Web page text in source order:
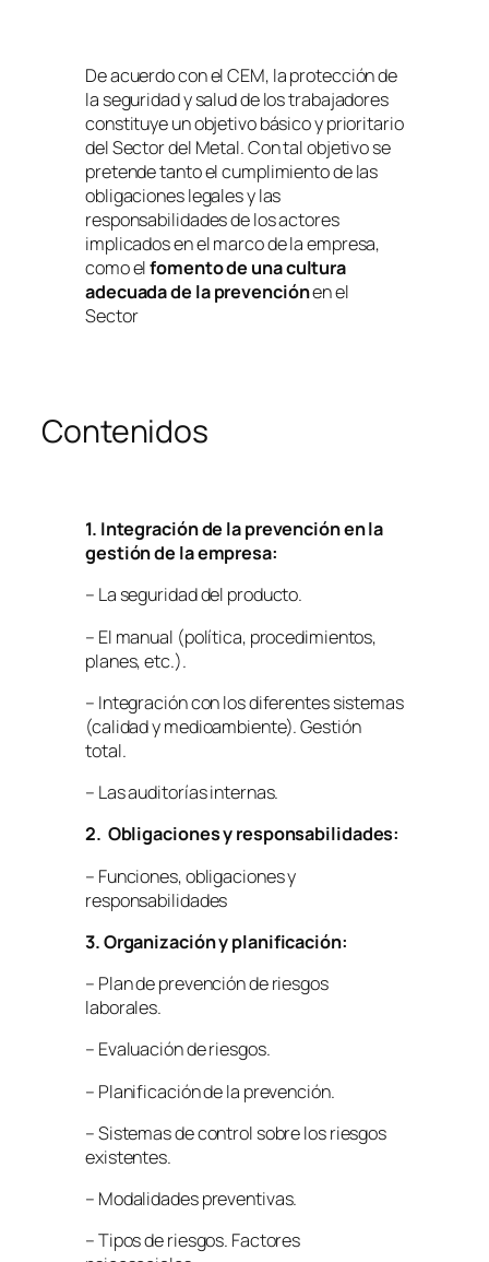
De acuerdo con el CEM, la protección de
la seguridad y salud de los trabajadores
constituye un objetivo básico y prioritario
del Sector del Metal. Con tal objetivo se
pretende tanto el cumplimiento de las
obligaciones legales y las
responsabilidades de los actores
implicados en el marco de la empresa,
como elfomento de una cultura
adecuada de la prevenciónen el
Sector
Contenidos
1. Integración de la prevención en la
gestión de la empresa:
– La seguridad del producto.
– El manual (política, procedimientos,
planes, etc.).
– Integración con los diferentes sistemas
(calidad y medioambiente). Gestión
total.
– Las auditorías internas.
2. Obligaciones y responsabilidades:
– Funciones, obligaciones y
responsabilidades
3. Organización y planificación:
– Plan de prevención de riesgos
laborales.
– Evaluación de riesgos.
– Planificación de la prevención.
– Sistemas de control sobre los riesgos
existentes.
– Modalidades preventivas.
– Tipos de riesgos. Factores